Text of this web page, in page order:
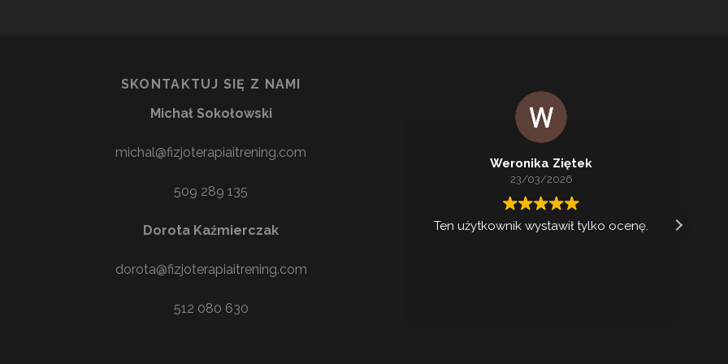
SKONTAKTUJ SIĘ Z NAMI
Michał Sokołowski
michal@fizjoterapiaitrening.com
509 289 135
Dorota Kaźmierczak
dorota@fizjoterapiaitrening.com
512 080 630
Weronika Ziętek
23/03/2026
Ten użytkownik wystawił tylko ocenę.